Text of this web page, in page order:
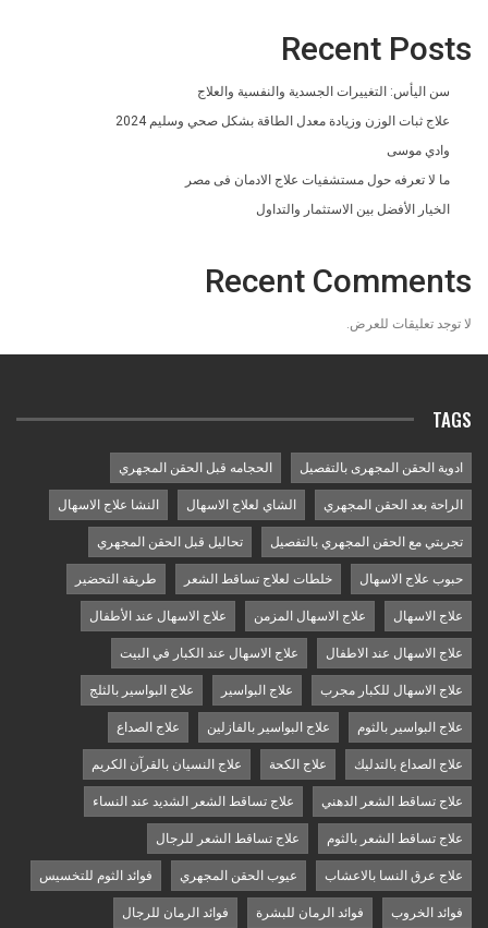
Recent Posts
سن اليأس: التغييرات الجسدية والنفسية والعلاج
علاج ثبات الوزن وزيادة معدل الطاقة بشكل صحي وسليم 2024
وادي موسى
ما لا تعرفه حول مستشفيات علاج الادمان فى مصر
الخيار الأفضل بين الاستثمار والتداول
Recent Comments
لا توجد تعليقات للعرض.
TAGS
ادوية الحقن المجهرى بالتفصيل الحجامه قبل الحقن المجهري
الراحة بعد الحقن المجهري الشاي لعلاج الاسهال النشا علاج الاسهال
تجربتي مع الحقن المجهري بالتفصيل تحاليل قبل الحقن المجهري
حبوب علاج الاسهال خلطات لعلاج تساقط الشعر طريقة التحضير
علاج الاسهال علاج الاسهال المزمن علاج الاسهال عند الأطفال
علاج الاسهال عند الاطفال علاج الاسهال عند الكبار في البيت
علاج الاسهال للكبار مجرب علاج البواسير علاج البواسير بالثلج
علاج البواسير بالثوم علاج البواسير بالفازلين علاج الصداع
علاج الصداع بالتدليك علاج الكحة علاج النسيان بالقرآن الكريم
علاج تساقط الشعر الدهني علاج تساقط الشعر الشديد عند النساء
علاج تساقط الشعر بالثوم علاج تساقط الشعر للرجال
علاج عرق النسا بالاعشاب عيوب الحقن المجهري فوائد الثوم للتخسيس
فوائد الخروب فوائد الرمان للبشرة فوائد الرمان للرجال